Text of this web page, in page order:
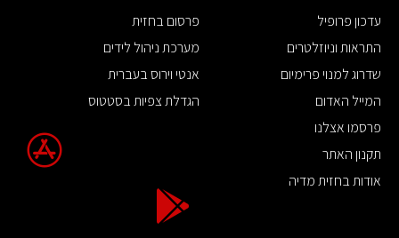
עדכון פרופיל
התראות וניוזלטרים
שדרוג למנוי פרימיום
המייל האדום
פרסמו אצלנו
תקנון האתר
אודות בחזית מדיה
פרסום בחזית
מערכת ניהול לידים
אנטי וירוס בעברית
הגדלת צפיות בסטטוס